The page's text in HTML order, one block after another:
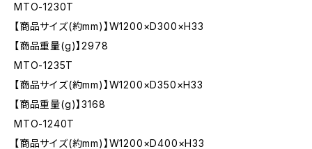
MTO-1230T
【商品サイズ(約mm)】W1200×D300×H33
【商品重量(g)】2978
MTO-1235T
【商品サイズ(約mm)】W1200×D350×H33
【商品重量(g)】3168
MTO-1240T
【商品サイズ(約mm)】W1200×D400×H33